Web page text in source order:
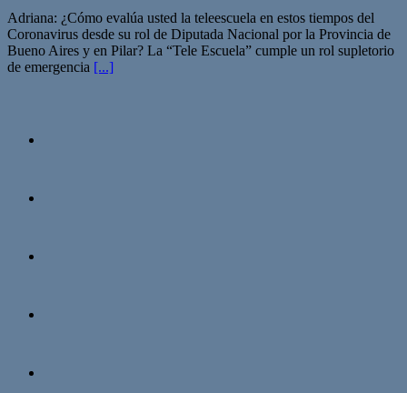
Adriana: ¿Cómo evalúa usted la teleescuela en estos tiempos del
Coronavirus desde su rol de Diputada Nacional por la Provincia de
Bueno Aires y en Pilar? La “Tele Escuela” cumple un rol supletorio
de emergencia [...]